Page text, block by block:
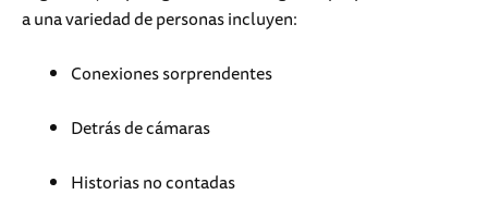
a una variedad de personas incluyen:
Conexiones sorprendentes
Detrás de cámaras
Historias no contadas